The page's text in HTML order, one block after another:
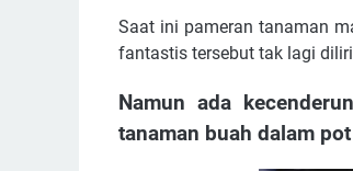
Saat ini pameran tanaman
fantastis tersebut tak lagi
Namun ada
tanaman buah dalam